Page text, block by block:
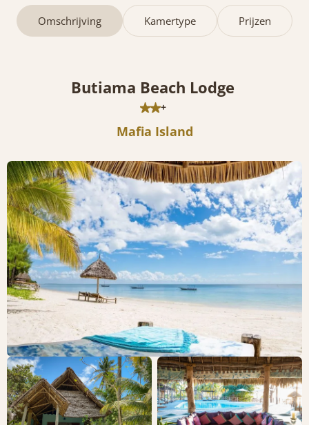
Omschrijving Kamertype Prijzen
Butiama Beach Lodge
+
Mafia Island